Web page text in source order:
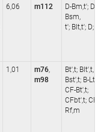
6,06 m112
D-Bm,t'; D-
Bsm,
t'; Blt,t'; D; Z
1,01 m76,
m98
Bt',t; Blt',t,
Bst',t; B-Lt',t;
CF-Bt',t;
CFbt',t; CFc;
Rf,m